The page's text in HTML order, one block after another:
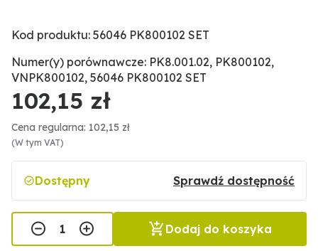
Kod produktu: 56046 PK800102 SET
Numer(y) porównawcze: PK8.001.02, PK800102,
VNPK800102, 56046 PK800102 SET
102,15 zł
Cena regularna: 102,15 zł
(W tym VAT)
Dostępny Sprawdź dostępność
Dodaj do koszyka